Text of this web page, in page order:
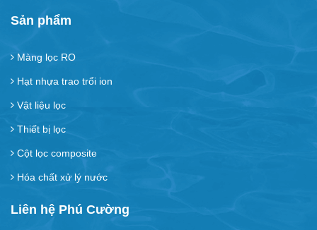
Sản phẩm
Màng lọc RO
Hạt nhựa trao trổi ion
Vật liệu lọc
Thiết bị lọc
Cột lọc composite
Hóa chất xử lý nước
Liên hệ Phú Cường